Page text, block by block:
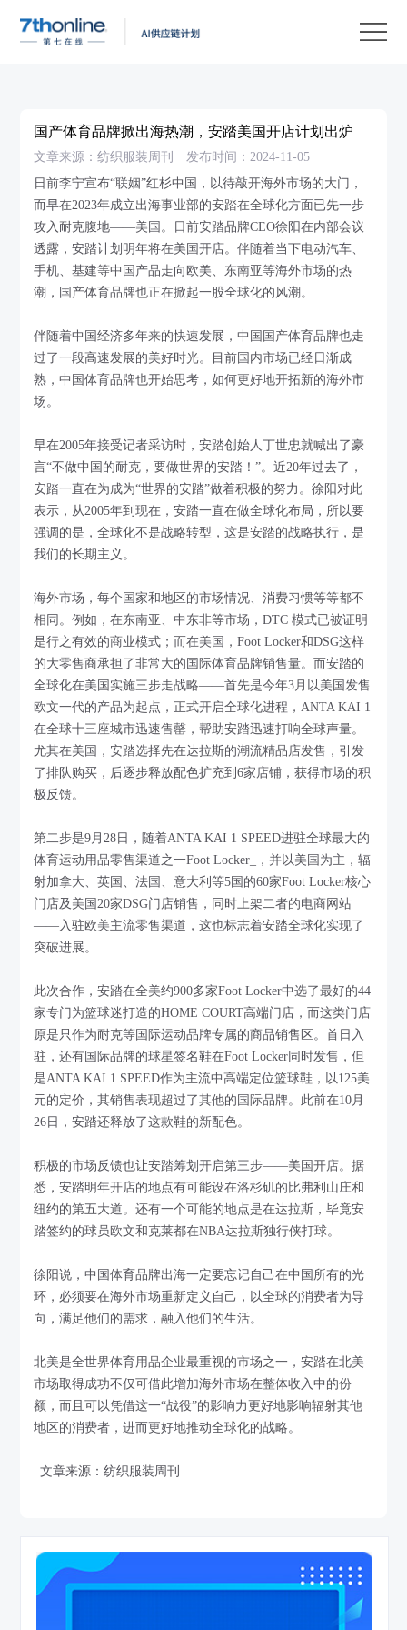
国产体育品牌掀出海热潮，安踏美国开店计划出炉
文章来源：纺织服装周刊
发布时间：2024-11-05
日前李宁宣布“联姻”红杉中国，以待敲开海外市场的大门，
而早在2023年成立出海事业部的安踏在全球化方面已先一步
攻入耐克腹地——美国。日前安踏品牌CEO徐阳在内部会议
透露，安踏计划明年将在美国开店。伴随着当下电动汽车、
手机、基建等中国产品走向欧美、东南亚等海外市场的热
潮，国产体育品牌也正在掀起一股全球化的风潮。
伴随着中国经济多年来的快速发展，中国国产体育品牌也走
过了一段高速发展的美好时光。目前国内市场已经日渐成
熟，中国体育品牌也开始思考，如何更好地开拓新的海外市
场。
早在2005年接受记者采访时，安踏创始人丁世忠就喊出了豪
言“不做中国的耐克，要做世界的安踏！”。近20年过去了，
安踏一直在为成为“世界的安踏”做着积极的努力。徐阳对此
表示，从2005年到现在，安踏一直在做全球化布局，所以要
强调的是，全球化不是战略转型，这是安踏的战略执行，是
我们的长期主义。
海外市场，每个国家和地区的市场情况、消费习惯等等都不
相同。例如，在东南亚、中东非等市场，DTC 模式已被证明
是行之有效的商业模式；而在美国，Foot Locker和DSG这样
的大零售商承担了非常大的国际体育品牌销售量。而安踏的
全球化在美国实施三步走战略——首先是今年3月以美国发售
欧文一代的产品为起点，正式开启全球化进程，ANTA KAI 1
在全球十三座城市迅速售罄，帮助安踏迅速打响全球声量。
尤其在美国，安踏选择先在达拉斯的潮流精品店发售，引发
了排队购买，后逐步释放配色扩充到6家店铺，获得市场的积
极反馈。
第二步是9月28日，随着ANTA KAI 1 SPEED进驻全球最大的
体育运动用品零售渠道之一Foot Locker_，并以美国为主，辐
射加拿大、英国、法国、意大利等5国的60家Foot Locker核心
门店及美国20家DSG门店销售，同时上架二者的电商网站
——入驻欧美主流零售渠道，这也标志着安踏全球化实现了
突破进展。
此次合作，安踏在全美约900多家Foot Locker中选了最好的44
家专门为篮球迷打造的HOME COURT高端门店，而这类门店
原是只作为耐克等国际运动品牌专属的商品销售区。首日入
驻，还有国际品牌的球星签名鞋在Foot Locker同时发售，但
是ANTA KAI 1 SPEED作为主流中高端定位篮球鞋，以125美
元的定价，其销售表现超过了其他的国际品牌。此前在10月
26日，安踏还释放了这款鞋的新配色。
积极的市场反馈也让安踏筹划开启第三步——美国开店。据
悉，安踏明年开店的地点有可能设在洛杉矶的比弗利山庄和
纽约的第五大道。还有一个可能的地点是在达拉斯，毕竟安
踏签约的球员欧文和克莱都在NBA达拉斯独行侠打球。
徐阳说，中国体育品牌出海一定要忘记自己在中国所有的光
环，必须要在海外市场重新定义自己，以全球的消费者为导
向，满足他们的需求，融入他们的生活。
北美是全世界体育用品企业最重视的市场之一，安踏在北美
市场取得成功不仅可借此增加海外市场在整体收入中的份
额，而且可以凭借这一“战役”的影响力更好地影响辐射其他
地区的消费者，进而更好地推动全球化的战略。
| 文章来源：纺织服装周刊